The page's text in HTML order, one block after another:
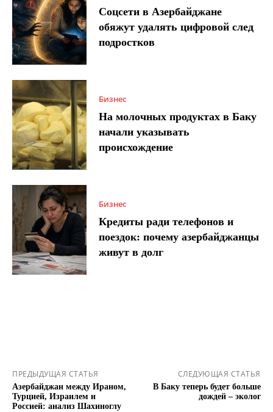
Соцсети в Азербайджане
обяжут удалять цифровой след
подростков
Бизнес
На молочных продуктах в Баку
начали указывать
происхождение
Бизнес
Кредиты ради телефонов и
поездок: почему азербайджанцы
живут в долг
ПРЕДЫДУЩАЯ СТАТЬЯ
Азербайджан между Ираном,
Турцией, Израилем и
Россией: анализ Шахиноглу
СЛЕДУЮЩАЯ СТАТЬЯ
В Баку теперь будет больше
дождей – эколог